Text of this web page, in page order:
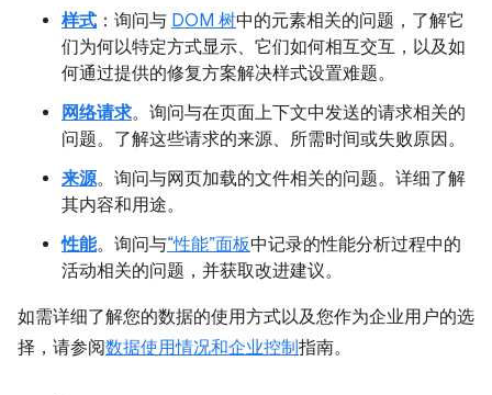
样式 ：询问与 DOM 树中的元素相关的问题，了解它
们为何以特定方式显示、它们如何相互交互，以及如
何通过提供的修复方案解决样式设置难题。
网络请求。询问与在页面上下文中发送的请求相关的
问题。了解这些请求的来源、所需时间或失败原因。
来源。询问与网页加载的文件相关的问题。详细了解
其内容和用途。
性能。询问与“性能”面板中记录的性能分析过程中的
活动相关的问题，并获取改进建议。
如需详细了解您的数据的使用方式以及您作为企业用户的选
择，请参阅数据使用情况和企业控制指南。